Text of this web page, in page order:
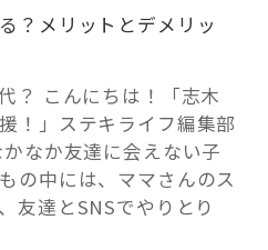
リノベ事例
？メリットとデメリッ
？ こんにちは！「志木
！」ステキライフ編集部
なか友達に会えない子
の中には、ママさんのス
友達とSNSでやりとり